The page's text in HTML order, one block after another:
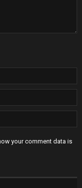
your comment data is